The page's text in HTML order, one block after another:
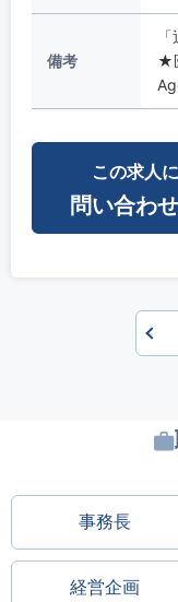
備考
★
この求人に
問い合わ
事務長
経営企画